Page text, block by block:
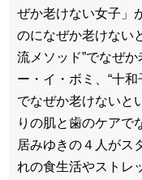
ぜか老けない女子」
のになぜか老けない
流メソッド”でなぜ
ー・イ・ボミ、“十
でなぜか老けないと
りの肌と歯のケアで
居みゆきの４人がス
れの食生活やストレ